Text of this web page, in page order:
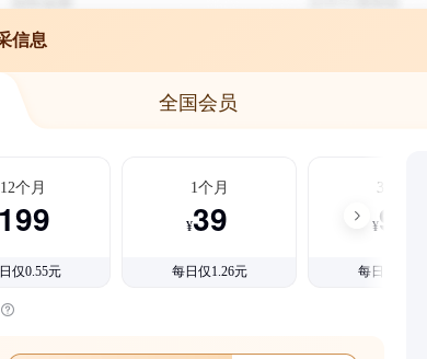
信息
全国会员
12个月
199
仅0.55元
1个月
¥39
每日仅1.26元
3个月
¥99
每日仅1.08元